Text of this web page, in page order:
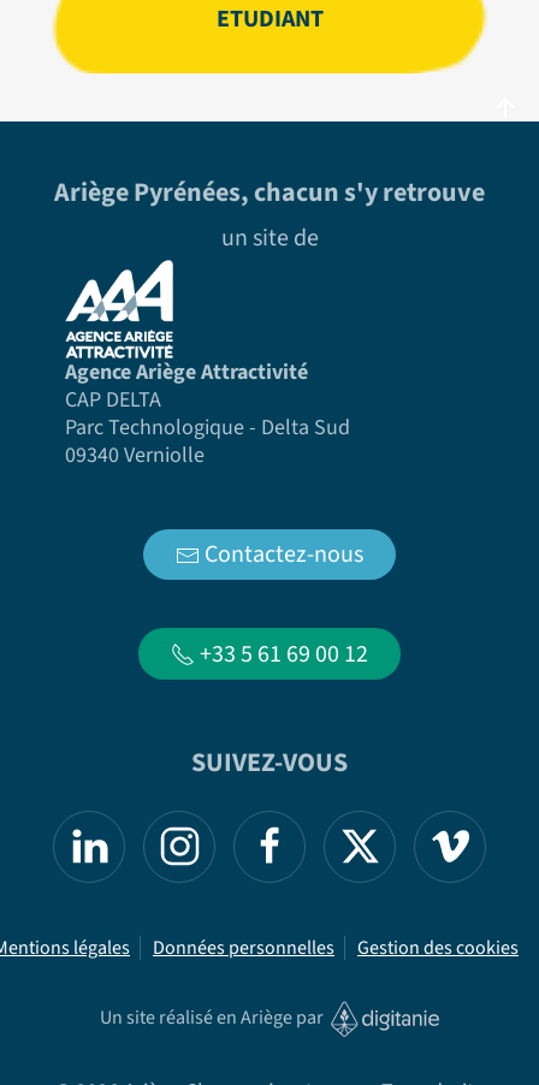
ETUDIANT
Ariège Pyrénées, chacun s'y retrouve
un site de
Agence Ariège Attractivité
CAP DELTA
Parc Technologique - Delta Sud
09340 Verniolle
Contactez-nous
+33 5 61 69 00 12
SUIVEZ-VOUS
légales Données personnelles Gestion des cookies
Un site réalisé en Ariège par